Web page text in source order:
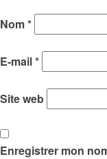
Nom*
E-mail*
Site web
Enregistrer mon